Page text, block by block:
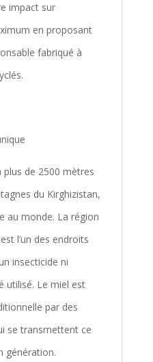
impact sur
en proposant
fabriqué à
de 2500 mètres
du Kirghizistan,
au monde. La région
l’un des endroits
insecticide ni
utilisé. Le miel est
par des
se transmettent ce
génération.